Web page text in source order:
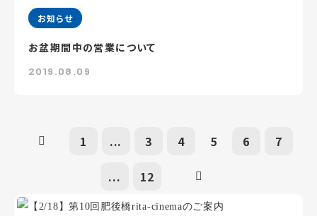
お知らせ
お盆期間中の営業について
2019.08.09
1 ... 3 4 5 6 7
... 12